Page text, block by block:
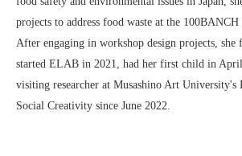
projects to address food waste at the 100BANCH
After engaging in workshop design projects, she
started ELAB in 2021, had her first child in April
visiting researcher at Musashino Art University's
Social Creativity since June 2022.